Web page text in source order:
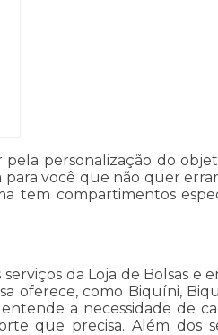
personalização do
você que não quer
tem compartimentos
da Loja de Bolsas e
oferece, como Biquíni,
a necessidade de
que precisa. Além dos